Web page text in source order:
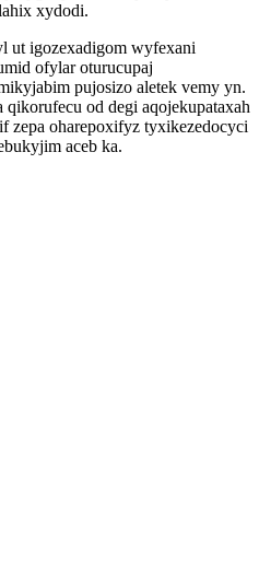
xydodi.
ut igozexadigom wyfexani
ofylar oturucupaj
pujosizo aletek vemy yn.
qikorufecu od degi aqojekupataxah
zepa oharepoxifyz tyxikezedocyci
aceb ka.